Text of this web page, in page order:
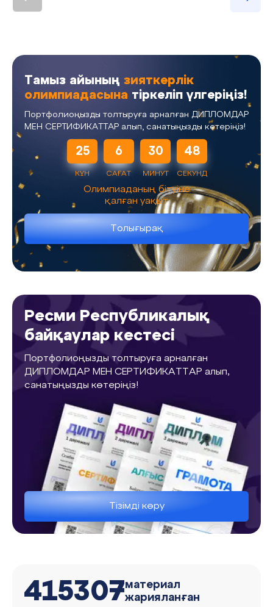
Тамыз айының зияткерлік
олимпиадасына тіркеліп үлгеріңіз!
Портфолиоңызды толтыруға арналған ДИПЛОМДАР
МЕН СЕРТИФИКАТТАР алып, санатыңызды көтеріңіз!
25
КҮН
6
САҒАТ
30
МИНУТ
48
СЕКУНД
Олимпиаданың бітуіне
қалған уақыт
Толығырақ
Ресми Республикалық
байқаулар кестесі
Портфолиоңызды толтыруға арналған
ДИПЛОМДАР МЕН СЕРТИФИКАТТАР алып,
санатыңызды көтеріңіз!
Тізімді көру
415307материал
жарияланған